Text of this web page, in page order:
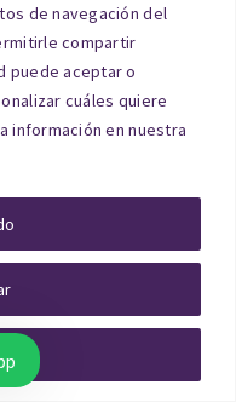
de navegación del
compartir
puede aceptar o
cuáles quiere
información en nuestra
bancos,
o
los barrios
como Centro,
Domingo
Socorro,